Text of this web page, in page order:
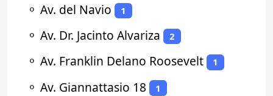
⚬ Av. del Navio 1
⚬ Av. Dr. Jacinto Alvariza 2
⚬ Av. Franklin Delano Roosevelt 1
⚬ Av. Giannattasio 18 1